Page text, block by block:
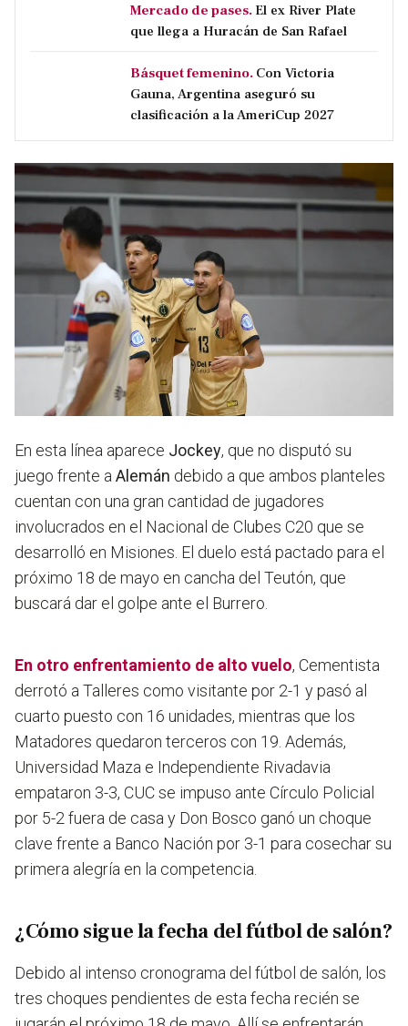
Mercado de pases. El ex River Plate
que llega a Huracán de San Rafael
Básquet femenino. Con Victoria
Gauna, Argentina aseguró su
clasificación a la AmeriCup 2027
En esta línea aparece Jockey, que no disputó su
juego frente a Alemán debido a que ambos planteles
cuentan con una gran cantidad de jugadores
involucrados en el Nacional de Clubes C20 que se
desarrolló en Misiones. El duelo está pactado para el
próximo 18 de mayo en cancha del Teutón, que
buscará dar el golpe ante el Burrero.
En otro enfrentamiento de alto vuelo, Cementista
derrotó a Talleres como visitante por 2-1 y pasó al
cuarto puesto con 16 unidades, mientras que los
Matadores quedaron terceros con 19. Además,
Universidad Maza e Independiente Rivadavia
empataron 3-3, CUC se impuso ante Círculo Policial
por 5-2 fuera de casa y Don Bosco ganó un choque
clave frente a Banco Nación por 3-1 para cosechar su
primera alegría en la competencia.
¿Cómo sigue la fecha del fútbol de salón?
Debido al intenso cronograma del fútbol de salón, los
tres choques pendientes de esta fecha recién se